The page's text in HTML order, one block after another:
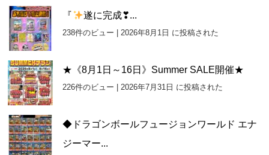
『 遂に完成❣...
238件のビュー |2026年8月1日 に投稿された
★《8月1日～16日》Summer SALE開催★
226件のビュー |2026年7月31日 に投稿された
◆ドラゴンボールフュージョンワールド エナ
ジーマー...